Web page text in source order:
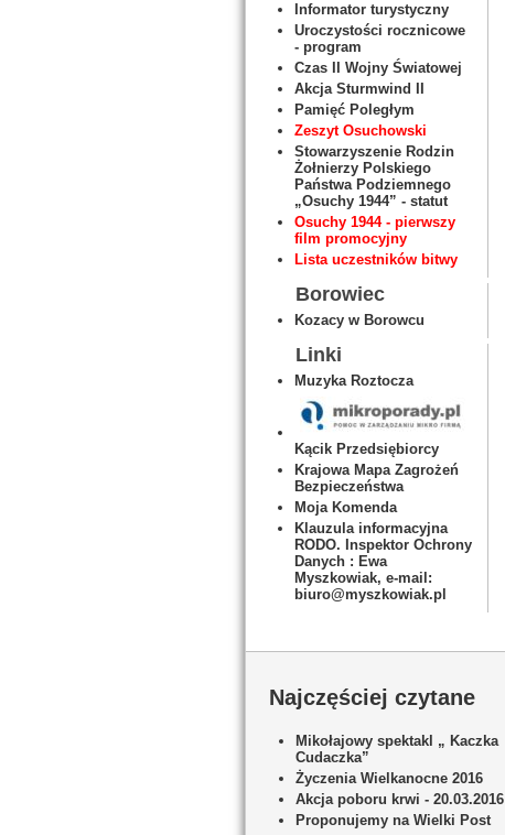
Informator turystyczny
Uroczystości rocznicowe
- program
Czas II Wojny Światowej
Akcja Sturmwind II
Pamięć Poległym
Zeszyt Osuchowski
Stowarzyszenie Rodzin
Żołnierzy Polskiego
Państwa Podziemnego
„Osuchy 1944” - statut
Osuchy 1944 - pierwszy
film promocyjny
Lista uczestników bitwy
Borowiec
Kozacy w Borowcu
Linki
Muzyka Roztocza
Kącik Przedsiębiorcy
Krajowa Mapa Zagrożeń
Bezpieczeństwa
Moja Komenda
Klauzula informacyjna
RODO. Inspektor Ochrony
Danych : Ewa
Myszkowiak, e-mail:
biuro@myszkowiak.pl
Najczęściej czytane
Mikołajowy spektakl „ Kaczka
Cudaczka”
Życzenia Wielkanocne 2016
Akcja poboru krwi - 20.03.2016
Proponujemy na Wielki Post